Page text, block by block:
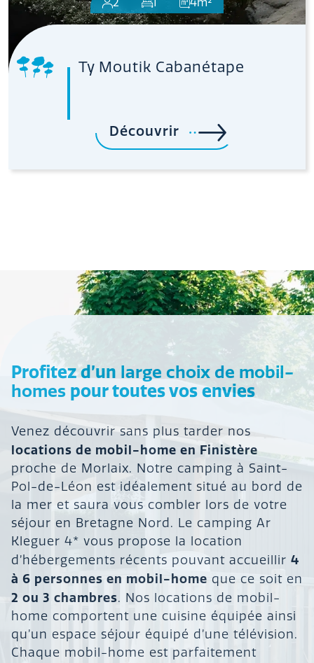
Ty Moutik Cabanétape
Découvrir
Profitez d’un large choix de mobil-
homes pour toutes vos envies
Venez découvrir sans plus tarder nos
locations de mobil-home en Finistère
proche de Morlaix. Notre camping à Saint-
Pol-de-Léon est idéalement situé au bord de
la mer et saura vous combler lors de votre
séjour en Bretagne Nord. Le camping Ar
Kleguer 4* vous propose la location
d’hébergements récents pouvant accueillir 4
à 6 personnes en mobil-home que ce soit en
2 ou 3 chambres. Nos locations de mobil-
home comportent une cuisine équipée ainsi
qu’un espace séjour équipé d’une télévision.
Chaque mobil-home est parfaitement